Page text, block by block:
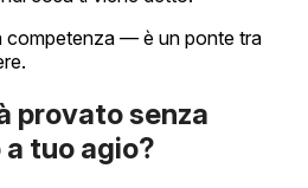
competenza — è un ponte tra
provato senza
tuo agio?